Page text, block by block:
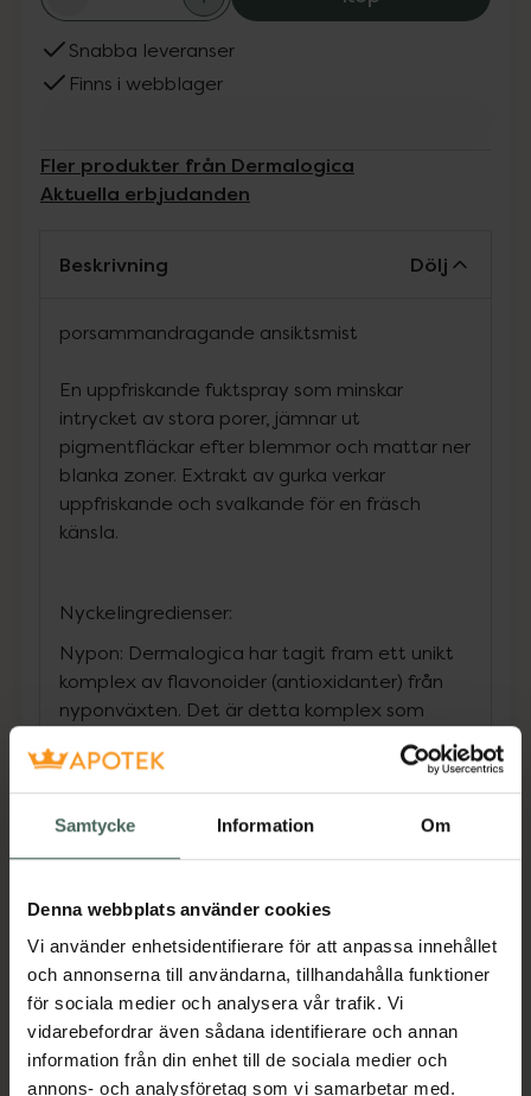
Samtycke Information Om
Denna webbplats använder cookies
Vi använder enhetsidentifierare för att anpassa innehållet
och annonserna till användarna, tillhandahålla funktioner
för sociala medier och analysera vår trafik. Vi
vidarebefordrar även sådana identifierare och annan
information från din enhet till de sociala medier och
annons- och analysföretag som vi samarbetar med.
Snabba leveranser
Finns i webblager
Fler produkter från Dermalogica
Aktuella erbjudanden
Beskrivning Dölj
porsammandragande ansiktsmist
En uppfriskande fuktspray som minskar
intrycket av stora porer, jämnar ut
pigmentfläckar efter blemmor och mattar ner
blanka zoner. Extrakt av gurka verkar
uppfriskande och svalkande för en fräsch
känsla.
Nyckelingredienser:
Nypon: Dermalogica har tagit fram ett unikt
komplex av flavonoider (antioxidanter) från
nyponväxten. Det är detta komplex som
dämpar talgproduktion, mattar ner blanka
zoner och verkar porsammandragande -
redan efter en användning.
Niacinamid (Vitamin B3): verkar lätt
porsammandragande men framförallt
uppkommit efter akneinflammationer.
Trollhassel, Grönt te och Kamomill: har
tillsammans en porsammandragande och
lugnande effekt.
Gurka: uppfriskande och svalkande för en
fräsch känsla.
Jämförpris 2,50 kr/ml